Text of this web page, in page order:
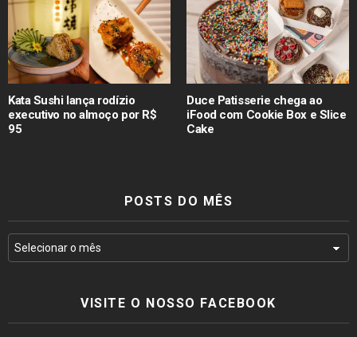
Kata Sushi lança rodízio
executivo no almoço por R$
95
Duce Patisserie chega ao
iFood com Cookie Box e Slice
Cake
POSTS DO MÊS
VISITE O NOSSO FACEBOOK